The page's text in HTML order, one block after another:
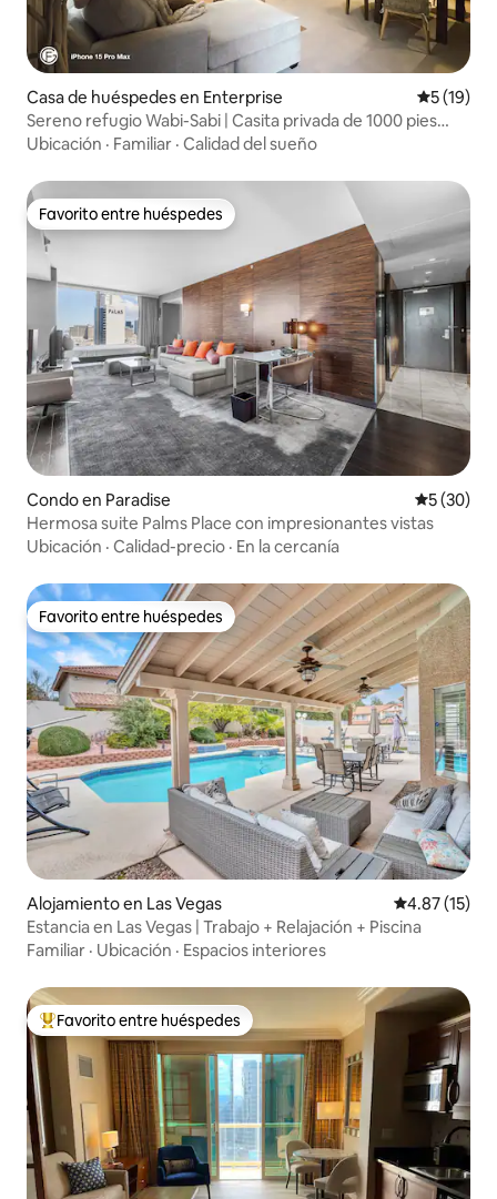
Casa de huéspedes en Enterprise
5 (19)
Sereno refugio Wabi-Sabi | Casita privada de 1000 pies
cuadrados
Ubicación · Familiar · Calidad del sueño
Favorito entre huéspedes
Favorito entre huéspedes
Condo en Paradise
5 (30)
Hermosa suite Palms Place con impresionantes vistas
Ubicación · Calidad-precio · En la cercanía
Favorito entre huéspedes
Favorito entre huéspedes
Alojamiento en Las Vegas Calificación
4.87 (15)
Estancia en Las Vegas | Trabajo + Relajación + Piscina
Familiar · Ubicación · Espacios interiores
Favorito entre huéspedes preferido
Favorito entre huéspedes